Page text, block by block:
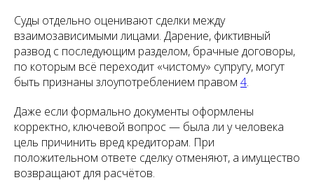
Суды отдельно оценивают сделки между
взаимозависимыми лицами. Дарение, фиктивный
развод с последующим разделом, брачные договоры,
по которым всё переходит «чистому» супругу, могут
быть признаны злоупотреблением правом 4.
Даже если формально документы оформлены
корректно, ключевой вопрос — была ли у человека
цель причинить вред кредиторам. При
положительном ответе сделку отменяют, а имущество
возвращают для расчётов.